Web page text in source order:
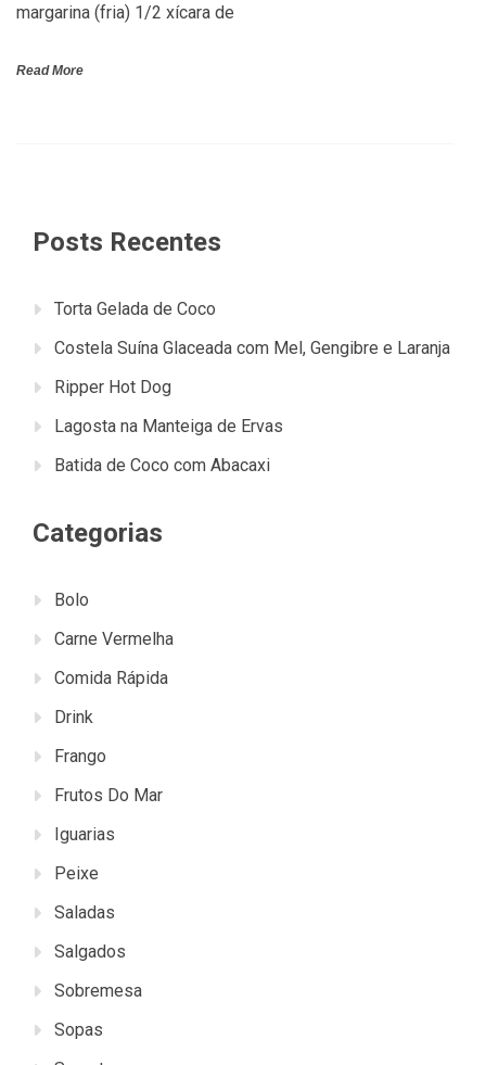
margarina (fria) 1/2 xícara de
Read More
Posts Recentes
Torta Gelada de Coco
Costela Suína Glaceada com Mel, Gengibre e Laranja
Ripper Hot Dog
Lagosta na Manteiga de Ervas
Batida de Coco com Abacaxi
Categorias
Bolo
Carne Vermelha
Comida Rápida
Drink
Frango
Frutos Do Mar
Iguarias
Peixe
Saladas
Salgados
Sobremesa
Sopas